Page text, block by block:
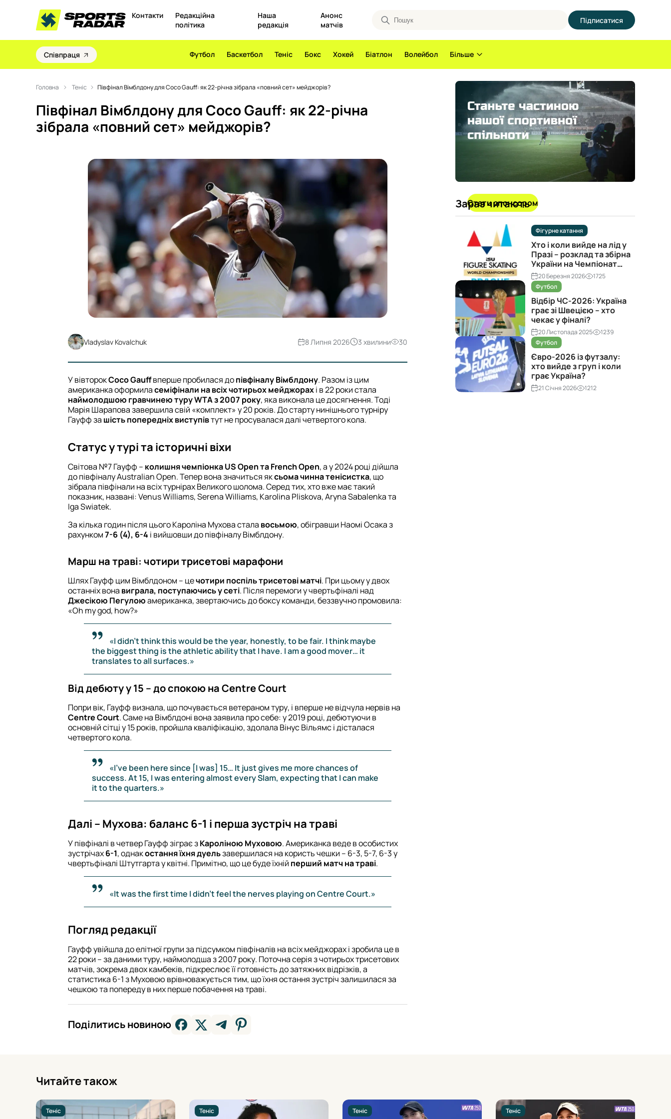
Контакти
Редакційна
політика
Наша
редакція
Анонс
матчів
Підписатися
Співпраця Футбол Баскетбол Теніс Бокс Хокей Біатлон Волейбол Більше
Стати спонсором
Головна Теніс Півфінал Вімблдону для Coco Gauff: як 22-річна зібрала «повний сет» мейджорів?
Півфінал Вімблдону для Coco Gauff: як 22-річна
зібрала «повний сет» мейджорів?
Vladyslav Kovalchuk 3 хвилини 30
8 Липня 2026
У вівторокCoco Gauffвперше пробилася допівфіналу Вімблдону. Разом із цим
американка оформиласеміфінали на всіх чотирьох мейджорахі в 22 роки стала
наймолодшою гравчинею туру WTA з 2007 року, яка виконала це досягнення. Тоді
Марія Шарапова завершила свій «комплект» у 20 років. До старту нинішнього турніру
Гауфф за шість попередніх виступівтут не просувалася далі четвертого кола.
Статус у турі та історичні віхи
Світова №7 Гауфф – колишня чемпіонка US Open та French Open, а у 2024 році дійшла
до півфіналу Australian Open. Тепер вона значиться яксьома чинна тенісистка, що
зібрала півфінали на всіх турнірах Великого шолома. Серед тих, хто вже має такий
показник, названі: Venus Williams, Serena Williams, Karolina Pliskova, Aryna Sabalenka та
Iga Swiatek.
За кілька годин після цього Кароліна Мухова стала восьмою, обігравши Наомі Осака з
рахунком7-6 (4), 6-4 і вийшовши до півфіналу Вімблдону.
Марш на траві: чотири трисетові марафони
Шлях Гауфф цим Вімблдоном – цечотири поспіль трисетові матчі. При цьому у двох
останніх вона виграла, поступаючись у сеті. Після перемоги у чвертьфіналі над
Джесікою Пегулоюамериканка, звертаючись до боксу команди, беззвучно промовила:
«Oh my god, how?»
«I didn't think this would be the year, honestly, to be fair. I think maybe
the biggest thing is the athletic ability that I have. I am a good mover… it
translates to all surfaces.»
Від дебюту у 15 – до спокою на Centre Court
Попри вік, Гауфф визнала, що почувається ветераном туру, і вперше не відчула нервів на
Centre Court. Саме на Вімблдоні вона заявила про себе: у 2019 році, дебютуючи в
основній сітці у 15 років, пройшла кваліфікацію, здолала Вінус Вільямс і дісталася
четвертого кола.
«I've been here since [I was] 15… It just gives me more chances of
success. At 15, I was entering almost every Slam, expecting that I can make
it to the quarters.»
Далі – Мухова: баланс 6-1 і перша зустріч на траві
У півфіналі в четвер Гауфф зіграє зКароліною Муховою. Американка веде в особистих
зустрічах6-1, однакостання їхня дуельзавершилася на користь чешки – 6-3, 5-7, 6-3 у
чвертьфіналі Штутгарта у квітні. Примітно, що це буде їхній перший матч на траві.
«It was the first time I didn't feel the nerves playing on Centre Court.»
Погляд редакції
Гауфф увійшла до елітної групи за підсумком півфіналів на всіх мейджорах і зробила це в
22 роки – за даними туру, наймолодша з 2007 року. Поточна серія з чотирьох трисетових
матчів, зокрема двох камбеків, підкреслює її готовність до затяжних відрізків, а
статистика 6-1 з Муховою врівноважується тим, що їхня остання зустріч залишилася за
чешкою та попереду в них перше побачення на траві.
Поділитись новиною
Зараз читають
Фігурне катання
Хто і коли вийде на лід у
Празі – розклад та збірна
України на Чемпіонат
світу з фігурного катання
2026
20 Березня 2026
1725
Футбол
Відбір ЧС-2026: Україна
грає зі Швецією – хто
чекає у фіналі?
20 Листопада 2025
1239
Футбол
Євро-2026 із футзалу:
хто вийде з груп і коли
грає Україна?
21 Січня 2026 1212
Читайте також
Теніс Теніс Теніс Теніс